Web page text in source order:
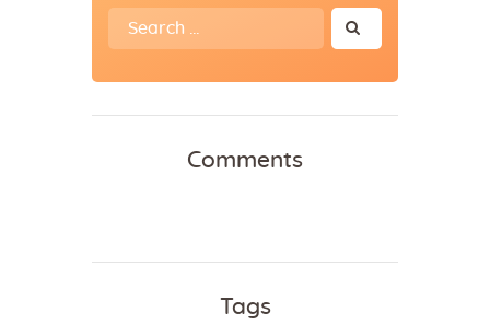
Search
for:
Comments
Tags